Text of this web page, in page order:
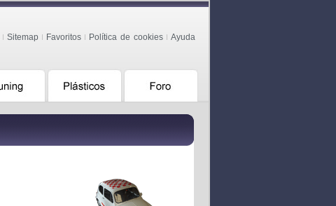
Sitemap Favoritos Política de cookies Ayuda